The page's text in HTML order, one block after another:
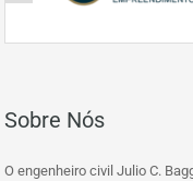
Sobre Nós
O engenheiro civil Julio C.